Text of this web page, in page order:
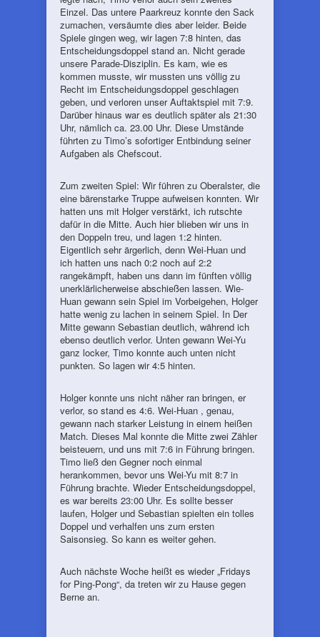
Einzel. Das untere Paarkreuz konnte den Sack
zumachen, versäumte dies aber leider. Beide
Spiele gingen weg, wir lagen 7:8 hinten, das
Entscheidungsdoppel stand an. Nicht gerade
unsere Parade-Disziplin. Es kam, wie es
kommen musste, wir mussten uns völlig zu
Recht im Entscheidungsdoppel geschlagen
geben, und verloren unser Auftaktspiel mit 7:9.
Darüber hinaus war es deutlich später als 21:30
Uhr, nämlich ca. 23.00 Uhr. Diese Umstände
führten zu Timo’s sofortiger Entbindung seiner
Aufgaben als Chefscout.
Zum zweiten Spiel: Wir führen zu Oberalster, die
eine bärenstarke Truppe aufweisen konnten. Wir
hatten uns mit Holger verstärkt, ich rutschte
dafür in die Mitte. Auch hier blieben wir uns in
den Doppeln treu, und lagen 1:2 hinten.
Eigentlich sehr ärgerlich, denn Wei-Huan und
ich hatten uns nach 0:2 noch auf 2:2
rangekämpft, haben uns dann im fünften völlig
unerklärlicherweise abschießen lassen. Wie-
Huan gewann sein Spiel im Vorbeigehen, Holger
hatte wenig zu lachen in seinem Spiel. In Der
Mitte gewann Sebastian deutlich, während ich
ebenso deutlich verlor. Unten gewann Wei-Yu
ganz locker, Timo konnte auch unten nicht
punkten. So lagen wir 4:5 hinten.
Holger konnte uns nicht näher ran bringen, er
verlor, so stand es 4:6. Wei-Huan , genau,
gewann nach starker Leistung in einem heißen
Match. Dieses Mal konnte die Mitte zwei Zähler
beisteuern, und uns mit 7:6 in Führung bringen.
Timo ließ den Gegner noch einmal
herankommen, bevor uns Wei-Yu mit 8:7 in
Führung brachte. Wieder Entscheidungsdoppel,
es war bereits 23:00 Uhr. Es sollte besser
laufen, Holger und Sebastian spielten ein tolles
Doppel und verhalfen uns zum ersten
Saisonsieg. So kann es weiter gehen.
Auch nächste Woche heißt es wieder „Fridays
for Ping-Pong“, da treten wir zu Hause gegen
Berne an.